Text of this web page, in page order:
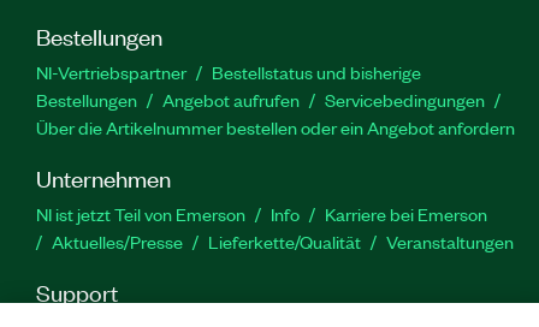
Bestellungen
NI-Vertriebspartner
Bestellstatus und bisherige
Bestellungen
Angebot aufrufen
Servicebedingungen
Über die Artikelnummer bestellen oder ein Angebot anfordern
Unternehmen
NI ist jetzt Teil von Emerson Info
Karriere bei Emerson
Aktuelles/Presse
Lieferkette/Qualität Veranstaltungen
Support